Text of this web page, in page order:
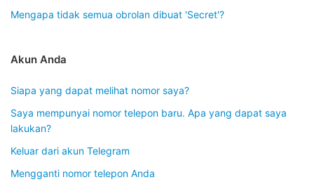
Mengapa tidak semua obrolan dibuat 'Secret'?
Akun Anda
Siapa yang dapat melihat nomor saya?
Saya mempunyai nomor telepon baru. Apa yang dapat saya
lakukan?
Keluar dari akun Telegram
Mengganti nomor telepon Anda